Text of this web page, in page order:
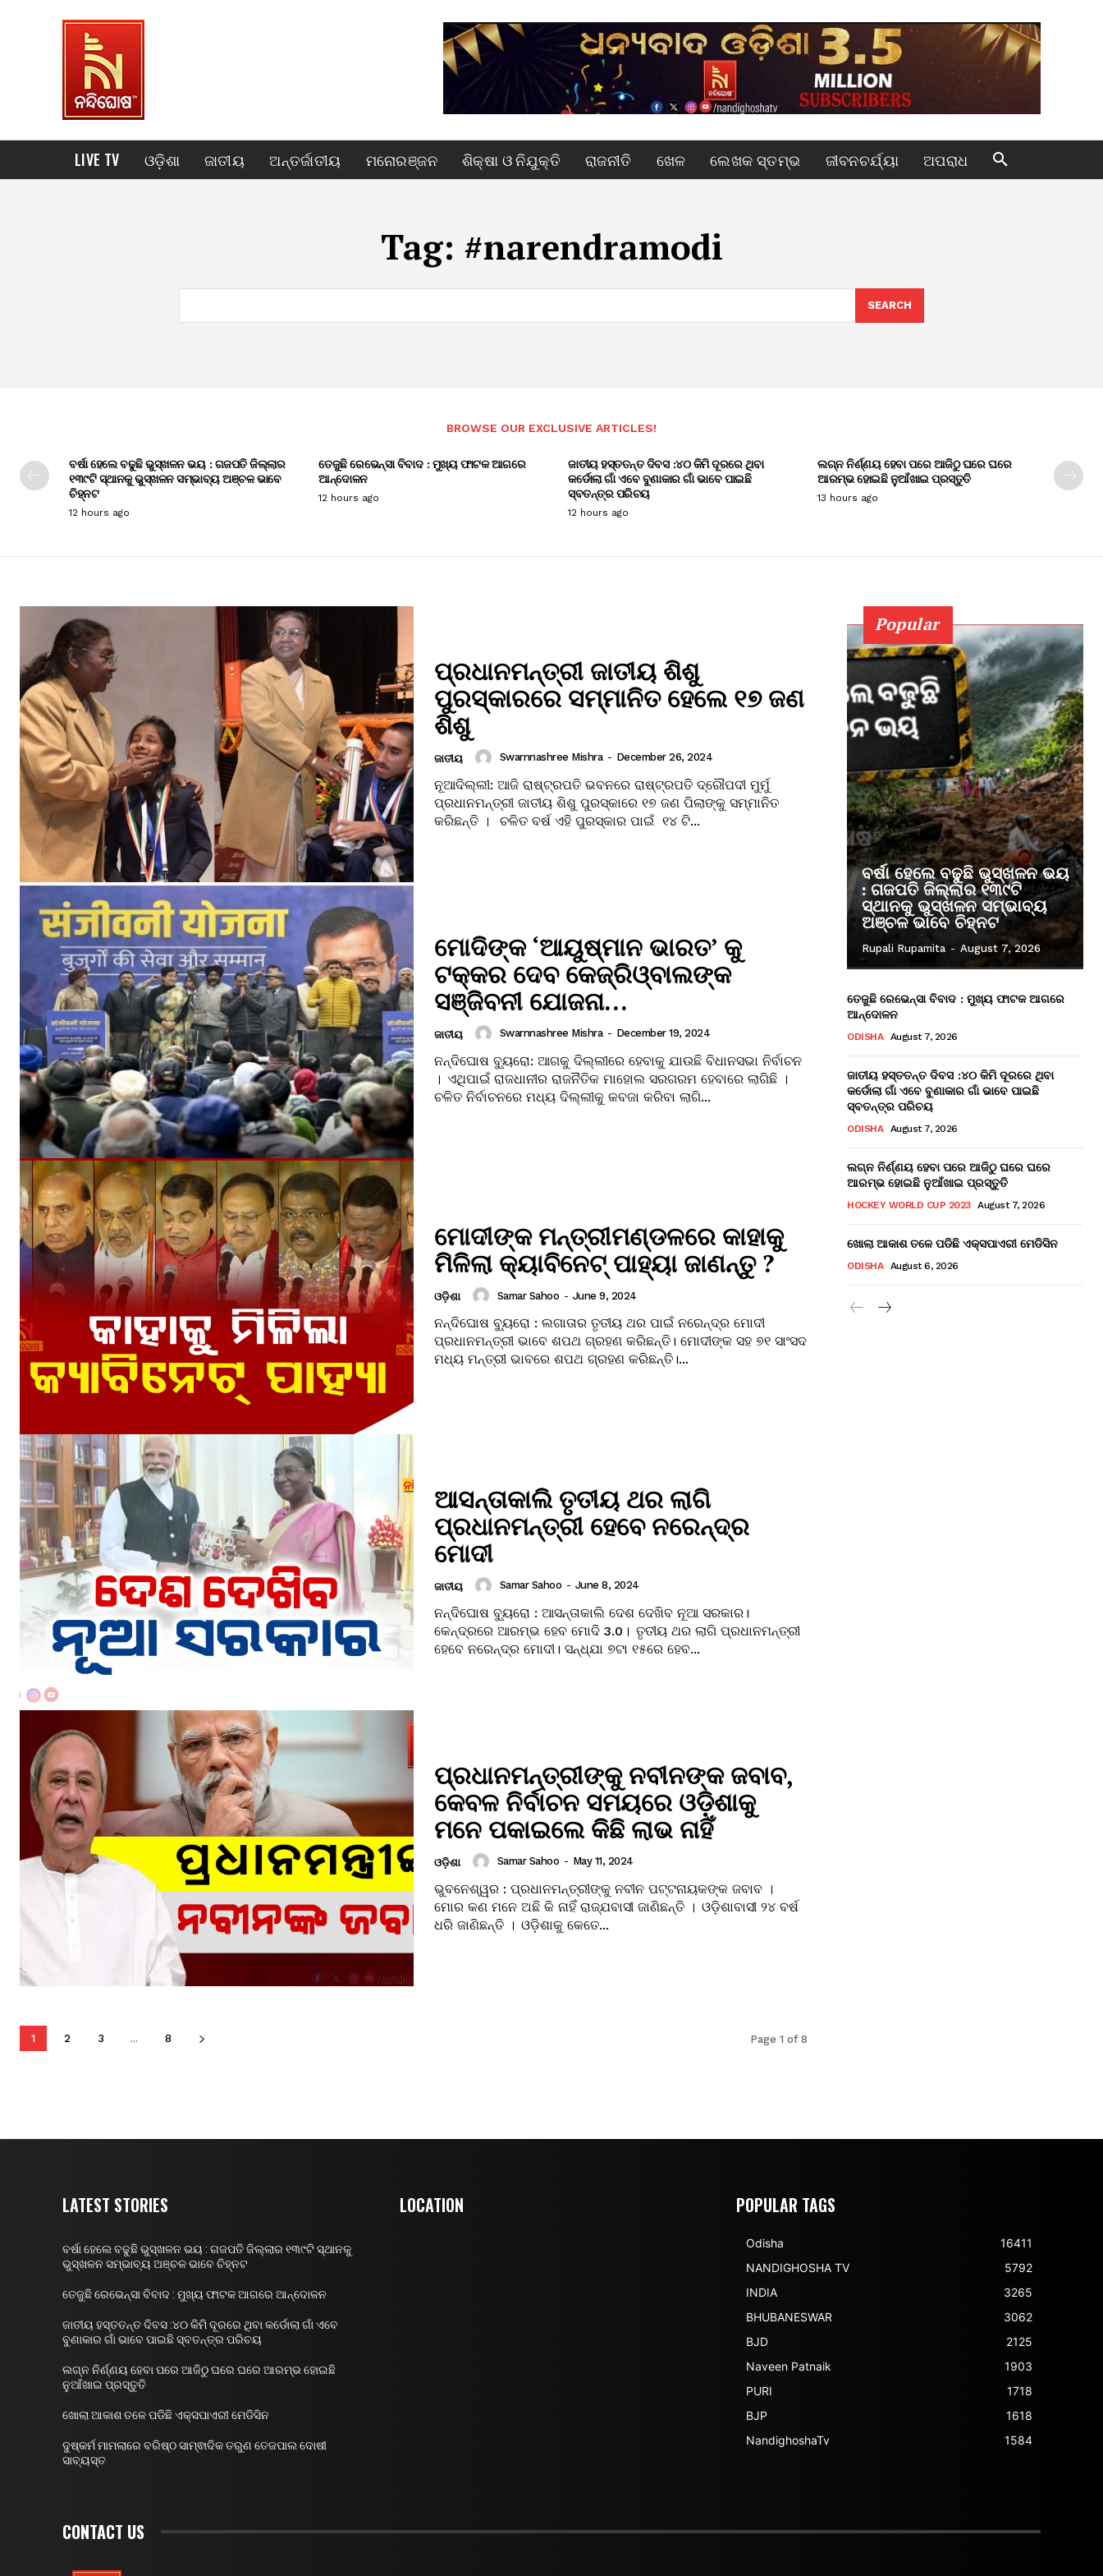
LIVE TV ଓଡ଼ିଶା ଜାତୀୟ ଅନ୍ତର୍ଜାତୀୟ ମନୋରଞ୍ଜନ ଶିକ୍ଷା ଓ ନିଯୁକ୍ତି ରାଜନୀତି ଖେଳ ଲେଖକ ସ୍ତମ୍ଭ ଜୀବନଚର୍ଯ୍ୟା ଅପରାଧ
Tag: #narendramodi
SEARCH
BROWSE OUR EXCLUSIVE ARTICLES!
ବର୍ଷା ହେଲେ ବଢୁଛି ଭୁସ୍ଖଳନ ଭୟ : ଗଜପତି ଜିଲ୍ଲାର
୧୩୯ଟି ସ୍ଥାନକୁ ଭୁସ୍ଖଳନ ସମ୍ଭାବ୍ୟ ଅଞ୍ଚଳ ଭାବେ
ଚିହ୍ନଟ
12 hours ago
ତେଜୁଛି ରେଭେନ୍ସା ବିବାଦ : ମୁଖ୍ୟ ଫାଟକ ଆଗରେ
ଆନ୍ଦୋଳନ
12 hours ago
ଜାତୀୟ ହସ୍ତତନ୍ତ ଦିବସ :୪୦ କିମି ଦୂରରେ ଥିବା
କର୍ଡୋଲା ଗାଁ ଏବେ ବୁଣାକାର ଗାଁ ଭାବେ ପାଇଛି
ସ୍ବତନ୍ତ୍ର ପରିଚୟ
12 hours ago
ଲଗ୍ନ ନିର୍ଣ୍ଣୟ ହେବା ପରେ ଆଜିଠୁ ଘରେ ଘରେ
ଆରମ୍ଭ ହୋଇଛି ନୁଆଁଖାଇ ପ୍ରସ୍ତୁତି
13 hours ago
ପ୍ରଧାନମନ୍ତ୍ରୀ ଜାତୀୟ ଶିଶୁ
ପୁରସ୍କାରରେ ସମ୍ମାନିତ ହେଲେ ୧୭ ଜଣ
ଶିଶୁ
ଜାତୀୟ Swarnnashree Mishra - December 26, 2024
ନୂଆଦିଲ୍ଲୀ: ଆଜି ରାଷ୍ଟ୍ରପତି ଭବନରେ ରାଷ୍ଟ୍ରପତି ଦ୍ରୌପଦୀ ମୁର୍ମୁ
ପ୍ରଧାନମନ୍ତ୍ରୀ ଜାତୀୟ ଶିଶୁ ପୁରସ୍କାରେ ୧୭ ଜଣ ପିଲାଙ୍କୁ ସମ୍ମାନିତ
କରିଛନ୍ତି । ଚଳିତ ବର୍ଷ ଏହି ପୁରସ୍କାର ପାଇଁ ୧୪ ଟି...
ମୋଦିଙ୍କ ‘ଆୟୁଷ୍ମାନ ଭାରତ’ କୁ
ଟକ୍କର ଦେବ କେଜ୍ରିଓ୍ବାଲଙ୍କ
ସଞ୍ଜିବନୀ ଯୋଜନା…
ଜାତୀୟ Swarnnashree Mishra - December 19, 2024
ନନ୍ଦିଘୋଷ ବ୍ୟୁରୋ: ଆଗକୁ ଦିଲ୍ଲୀରେ ହେବାକୁ ଯାଉଛି ବିଧାନସଭା ନିର୍ବାଚନ
। ଏଥିପାଇଁ ରାଜଧାନୀର ରାଜନୖତିକ ମାହୋଲ ସରଗରମ ହେବାରେ ଲାଗିଛି ।
ଚଳିତ ନିର୍ବାଚନରେ ମଧ୍ୟ ଦିଲ୍ଲୀକୁ କବଜା କରିବା ଲାଗି...
ମୋଦୀଙ୍କ ମନ୍ତ୍ରୀମଣ୍ଡଳରେ କାହାକୁ
ମିଳିଲା କ୍ୟାବିନେଟ୍ ପାହ୍ୟା ଜାଣନ୍ତୁ ?
ଓଡ଼ିଶା Samar Sahoo - June 9, 2024
ନନ୍ଦିଘୋଷ ବ୍ୟୁରୋ : ଲଗାତାର ତୃତୀୟ ଥର ପାଇଁ ନରେନ୍ଦ୍ର ମୋଦୀ
ପ୍ରଧାନମନ୍ତ୍ରୀ ଭାବେ ଶପଥ ଗ୍ରହଣ କରିଛନ୍ତି। ମୋଦୀଙ୍କ ସହ ୭୧ ସାଂସଦ
ମଧ୍ୟ ମନ୍ତ୍ରୀ ଭାବରେ ଶପଥ ଗ୍ରହଣ କରିଛନ୍ତି।...
ଆସନ୍ତାକାଲି ତୃତୀୟ ଥର ଲାଗି
ପ୍ରଧାନମନ୍ତ୍ରୀ ହେବେ ନରେନ୍ଦ୍ର
ମୋଦୀ
ଜାତୀୟ Samar Sahoo - June 8, 2024
ନନ୍ଦିଘୋଷ ବ୍ୟୁରୋ : ଆସନ୍ତାକାଲି ଦେଶ ଦେଖିବ ନୂଆ ସରକାର।
କେନ୍ଦ୍ରରେ ଆରମ୍ଭ ହେବ ମୋଦି 3.0। ତୃତୀୟ ଥର ଲାଗି ପ୍ରଧାନମନ୍ତ୍ରୀ
ହେବେ ନରେନ୍ଦ୍ର ମୋଦୀ। ସନ୍ଧ୍ଯା ୭ଟା ୧୫ରେ ହେବ...
ପ୍ରଧାନମନ୍ତ୍ରୀଙ୍କୁ ନବୀନଙ୍କ ଜବାବ,
କେବଳ ନିର୍ବାଚନ ସମୟରେ ଓଡ଼ିଶାକୁ
ମନେ ପକାଇଲେ କିଛି ଲାଭ ନାହିଁ
ଓଡ଼ିଶା Samar Sahoo - May 11, 2024
ଭୁବନେଶ୍ୱର : ପ୍ରଧାନମନ୍ତ୍ରୀଙ୍କୁ ନବୀନ ପଟ୍ଟନାୟକଙ୍କ ଜବାବ ।
ମୋର କଣ ମନେ ଅଛି କି ନାହିଁ ରାଜ୍ଯବାସୀ ଜାଣିଛନ୍ତି । ଓଡ଼ିଶାବାସୀ ୨୪ ବର୍ଷ
ଧରି ଜାଣିଛନ୍ତି । ଓଡ଼ିଶାକୁ କେତେ...
1 2 3 ... 8 Page 1 of 8
Popular
ବର୍ଷା ହେଲେ ବଢୁଛି ଭୁସ୍ଖଳନ ଭୟ
: ଗଜପତି ଜିଲ୍ଲାର ୧୩୯ଟି
ସ୍ଥାନକୁ ଭୁସ୍ଖଳନ ସମ୍ଭାବ୍ୟ
ଅଞ୍ଚଳ ଭାବେ ଚିହ୍ନଟ
Rupali Rupamita - August 7, 2026
ତେଜୁଛି ରେଭେନ୍ସା ବିବାଦ : ମୁଖ୍ୟ ଫାଟକ ଆଗରେ
ଆନ୍ଦୋଳନ
ODISHA August 7, 2026
ଜାତୀୟ ହସ୍ତତନ୍ତ ଦିବସ :୪୦ କିମି ଦୂରରେ ଥିବା
କର୍ଡୋଲା ଗାଁ ଏବେ ବୁଣାକାର ଗାଁ ଭାବେ ପାଇଛି
ସ୍ବତନ୍ତ୍ର ପରିଚୟ
ODISHA August 7, 2026
ଲଗ୍ନ ନିର୍ଣ୍ଣୟ ହେବା ପରେ ଆଜିଠୁ ଘରେ ଘରେ
ଆରମ୍ଭ ହୋଇଛି ନୁଆଁଖାଇ ପ୍ରସ୍ତୁତି
HOCKEY WORLD CUP 2023 August 7, 2026
ଖୋଲା ଆକାଶ ତଳେ ପଡିଛି ଏକ୍ସପାଏରୀ ମେଡିସିନ
ODISHA August 6, 2026
LATEST STORIES
ବର୍ଷା ହେଲେ ବଢୁଛି ଭୁସ୍ଖଳନ ଭୟ : ଗଜପତି ଜିଲ୍ଲାର ୧୩୯ଟି ସ୍ଥାନକୁ
ଭୁସ୍ଖଳନ ସମ୍ଭାବ୍ୟ ଅଞ୍ଚଳ ଭାବେ ଚିହ୍ନଟ
ତେଜୁଛି ରେଭେନ୍ସା ବିବାଦ : ମୁଖ୍ୟ ଫାଟକ ଆଗରେ ଆନ୍ଦୋଳନ
ଜାତୀୟ ହସ୍ତତନ୍ତ ଦିବସ :୪୦ କିମି ଦୂରରେ ଥିବା କର୍ଡୋଲା ଗାଁ ଏବେ
ବୁଣାକାର ଗାଁ ଭାବେ ପାଇଛି ସ୍ବତନ୍ତ୍ର ପରିଚୟ
ଲଗ୍ନ ନିର୍ଣ୍ଣୟ ହେବା ପରେ ଆଜିଠୁ ଘରେ ଘରେ ଆରମ୍ଭ ହୋଇଛି
ନୁଆଁଖାଇ ପ୍ରସ୍ତୁତି
ଖୋଲା ଆକାଶ ତଳେ ପଡିଛି ଏକ୍ସପାଏରୀ ମେଡିସିନ
ଦୁଷ୍କର୍ମ ମାମଲାରେ ବରିଷ୍ଠ ସାମ୍ଵାଦିକ ତରୁଣ ତେଜପାଲ ଦୋଷୀ
ସାବ୍ୟସ୍ତ
LOCATION POPULAR TAGS
Odisha
16411
NANDIGHOSHA TV
5792
INDIA
3265
BHUBANESWAR
3062
BJD
2125
Naveen Patnaik
1903
PURI
1718
BJP
1618
NandighoshaTv
1584
CONTACT US